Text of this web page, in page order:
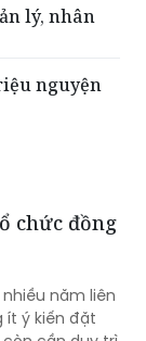
nguyện
đồng
nhiều năm liên
ý kiến đặt
cần duy trì
mô quốc gia.
thi tốt nghiệp